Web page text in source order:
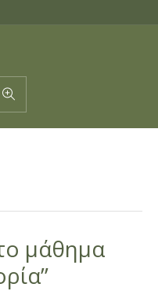
μάθημα